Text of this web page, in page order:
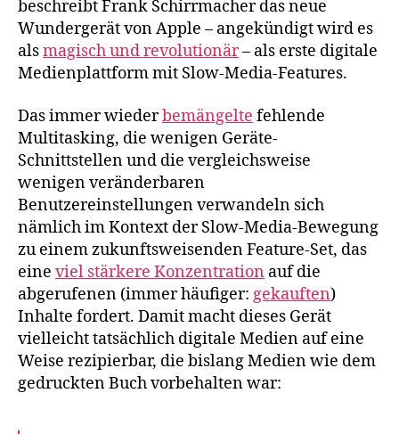
beschreibt Frank Schirrmacher das neue
Wundergerät von Apple – angekündigt wird es
alsmagisch und revolutionär– als erste digitale
Medienplattform mit Slow-Media-Features.
Das immer wiederbemängelte fehlende
Multitasking, die wenigen Geräte-
Schnittstellen und die vergleichsweise
wenigen veränderbaren
Benutzereinstellungen verwandeln sich
nämlich im Kontext der Slow-Media-Bewegung
zu einem zukunftsweisenden Feature-Set, das
eine viel stärkere Konzentration auf die
abgerufenen (immer häufiger: gekauften)
Inhalte fordert. Damit macht dieses Gerät
vielleicht tatsächlich digitale Medien auf eine
Weise rezipierbar, die bislang Medien wie dem
gedruckten Buch vorbehalten war: